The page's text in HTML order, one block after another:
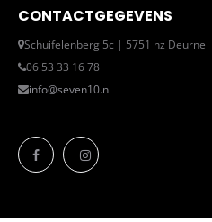
CONTACTGEGEVENS
Schuifelenberg 5c | 5751 hz Deurne
06 53 33 16 78
info@seven10.nl